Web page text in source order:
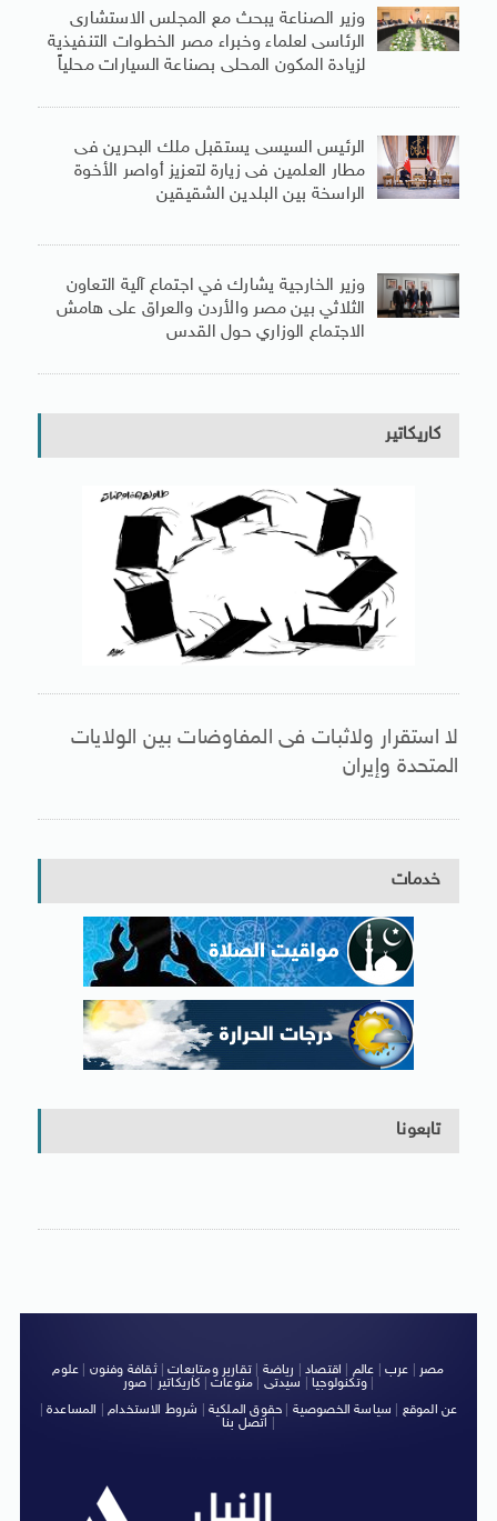
وزير الصناعة يبحث مع المجلس الاستشارى
الرئاسى لعلماء وخبراء مصر الخطوات التنفيذية
لزيادة المكون المحلى بصناعة السيارات محلياً
الرئيس السيسى يستقبل ملك البحرين فى
مطار العلمين فى زيارة لتعزيز أواصر الأخوة
الراسخة بين البلدين الشقيقين
وزير الخارجية يشارك في اجتماع آلية التعاون
الثلاثي بين مصر والأردن والعراق على هامش
الاجتماع الوزاري حول القدس
كاريكاتير
لا استقرار ولاثبات فى المفاوضات بين الولايات
المتحدة وإيران
خدمات
تابعونا
مصر عرب عالم اقتصاد رياضة |تقارير ومتابعات|ثقافة وفنون
علوم
وتكنولوجيا| سيدتى منوعات كاريكاتير صور
|
عن الموقع
سياسة الخصوصية حقوق الملكية شروط الاستخدام| المساعدة|
اتصل بنا